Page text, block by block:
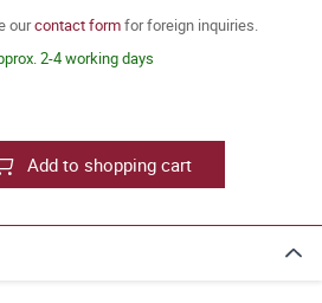
ourcontact formfor foreign inquiries.
2-4 working days
Add to shopping cart